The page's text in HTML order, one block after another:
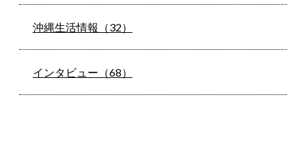
沖縄生活情報（32）
インタビュー（68）